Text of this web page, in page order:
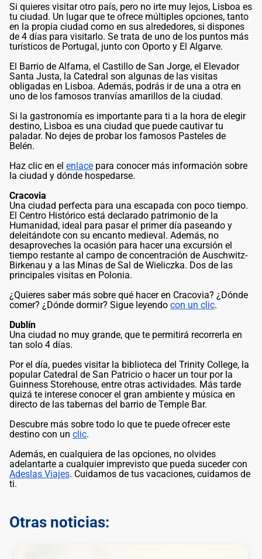
Si quieres visitar otro país, pero no irte muy lejos, Lisboa es
tu ciudad. Un lugar que te ofrece múltiples opciones, tanto
en la propia ciudad como en sus alrededores, si dispones
de 4 días para visitarlo. Se trata de uno de los puntos más
turísticos de Portugal, junto con Oporto y El Algarve.
El Barrio de Alfama, el Castillo de San Jorge, el Elevador
Santa Justa, la Catedral son algunas de las visitas
obligadas en Lisboa. Además, podrás ir de una a otra en
uno de los famosos tranvías amarillos de la ciudad.
Si la gastronomía es importante para ti a la hora de elegir
destino, Lisboa es una ciudad que puede cautivar tu
paladar. No dejes de probar los famosos Pasteles de
Belén.
Haz clic en el enlace para conocer más información sobre
la ciudad y dónde hospedarse.
Cracovia
Una ciudad perfecta para una escapada con poco tiempo.
El Centro Histórico está declarado patrimonio de la
Humanidad, ideal para pasar el primer día paseando y
deleitándote con su encanto medieval. Además, no
desaproveches la ocasión para hacer una excursión el
tiempo restante al campo de concentración de Auschwitz-
Birkenau y a las Minas de Sal de Wieliczka. Dos de las
principales visitas en Polonia.
¿Quieres saber más sobre qué hacer en Cracovia? ¿Dónde
comer? ¿Dónde dormir? Sigue leyendo con un clic.
Dublín
Una ciudad no muy grande, que te permitirá recorrerla en
tan solo 4 días.
Por el día, puedes visitar la biblioteca del Trinity College, la
popular Catedral de San Patricio o hacer un tour por la
Guinness Storehouse, entre otras actividades. Más tarde
quizá te interese conocer el gran ambiente y música en
directo de las tabernas del barrio de Temple Bar.
Descubre más sobre todo lo que te puede ofrecer este
destino con un clic.
Además, en cualquiera de las opciones, no olvides
adelantarte a cualquier imprevisto que pueda suceder con
Adeslas Viajes. Cuidamos de tus vacaciones, cuidamos de
ti.
Otras noticias: